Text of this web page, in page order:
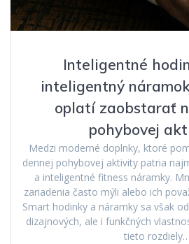
Inteligentné
inteligentný
oplatí zaobstarať
pohybovej
Medzi moderné doplnky, ktoré
dennej pohybovej aktivity patria
a inteligentné fitness náramky.
zariadenia často mýli alebo ich
Smart hodinky a náramky sa však
dizajnových, ale i funkčných
tieto rozdiely…